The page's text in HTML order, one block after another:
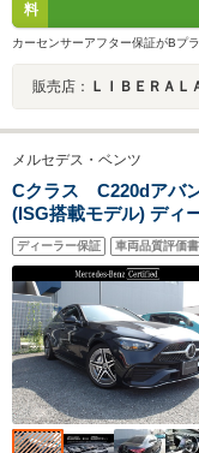
料
カーセンサーアフター保証がBプ
販売店： ＬＩＢＥＲＡＬ
メルセデス・ベンツ
Cクラス C220dアバ
(ISG搭載モデル) ディ
ィビジョンパッケージ
ディーラー保証 車両品質評価